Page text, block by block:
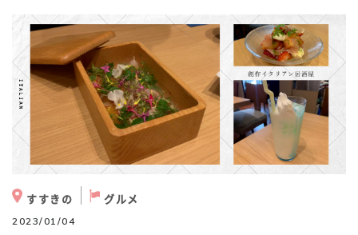
すすきの グルメ
2023/01/04